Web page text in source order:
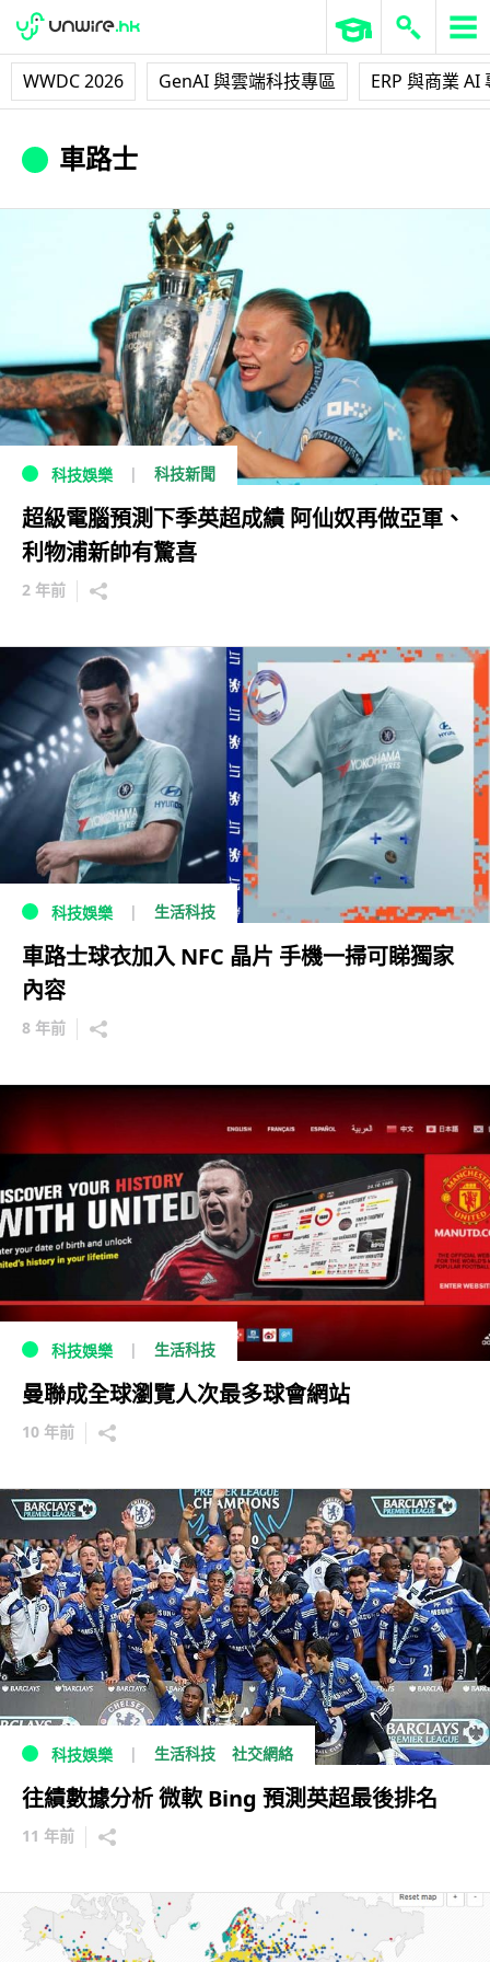
WWDC 2026 GenAI 與雲端科技專區 ERP 與商業 AI
車路士
科技娛樂 科技新聞
超級電腦預測下季英超成績 阿仙奴再做亞軍、
利物浦新帥有驚喜
2 年前
科技娛樂 生活科技
車路士球衣加入 NFC 晶片 手機一掃可睇獨家
內容
8 年前
科技娛樂 生活科技
曼聯成全球瀏覽人次最多球會網站
10 年前
科技娛樂 生活科技 社交網絡
往績數據分析 微軟 Bing 預測英超最後排名
11 年前